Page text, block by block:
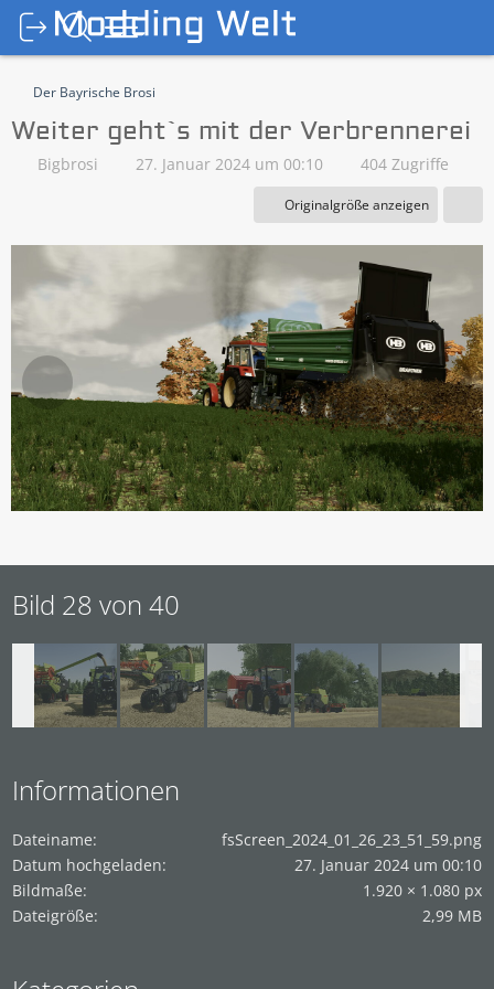
Der Bayrische Brosi
Weiter geht`s mit der Verbrennerei
Bigbrosi 27. Januar 2024 um 00:10 404 Zugriffe
Originalgröße anzeigen
Bild 28 von 40
Informationen
Dateiname
fsScreen_2024_01_26_23_51_59.png
Datum hochgeladen
27. Januar 2024 um 00:10
Bildmaße
1.920 × 1.080 px
Dateigröße
2,99 MB